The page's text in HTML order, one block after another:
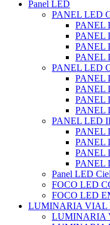
Panel LED
PANEL LED
PANEL
PANEL
PANEL
PANEL
PANEL LED
PANEL
PANEL
PANEL
PANEL
PANEL LED
PANEL
PANEL
PANEL
PANEL
Panel LED
FOCO LED
FOCO LED
LUMINARIA VIAL
LUMINARIA